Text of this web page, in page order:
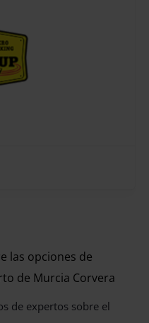
las opciones de
de Murcia Corvera
de expertos sobre el